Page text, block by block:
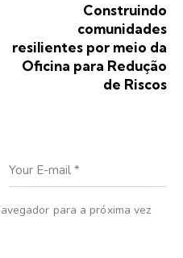
Construindo
comunidades
resilientes por meio da
Oficina para Redução
de Riscos
para a próxima vez